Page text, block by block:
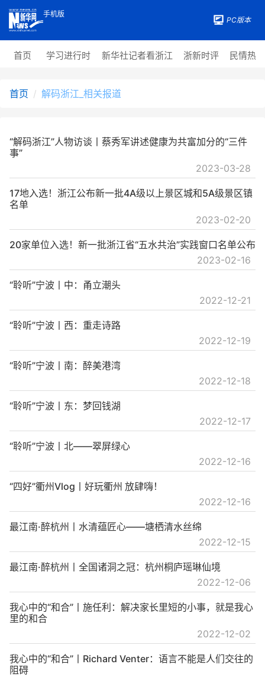
手机版
PC版本
首页 学习进行时 新华社记者看浙江 浙新时评 民情热线
首页 解码浙江_相关报道
2023-03-28
“解码浙江”人物访谈丨蔡秀军讲述健康为共富加分的“三件
事”
2023-02-20
17地入选！浙江公布新一批4A级以上景区城和5A级景区镇
名单
2023-02-16
20家单位入选！新一批浙江省“五水共治”实践窗口名单公布
2022-12-21
“聆听”宁波丨中：甬立潮头
2022-12-19
“聆听”宁波丨西：重走诗路
2022-12-18
“聆听”宁波丨南：醉美港湾
2022-12-17
“聆听”宁波丨东：梦回钱湖
2022-12-16
“聆听”宁波丨北——翠屏绿心
2022-12-16
“四好”衢州Vlog丨好玩衢州 放肆嗨！
2022-12-15
最江南·醉杭州丨水清蕴匠心——塘栖清水丝绵
2022-12-06
最江南·醉杭州丨全国诸洞之冠：杭州桐庐瑶琳仙境
2022-12-02
我心中的“和合”丨施任利：解决家长里短的小事，就是我心
里的和合
我心中的“和合”丨Richard Venter：语言不能是人们交往的
阻碍